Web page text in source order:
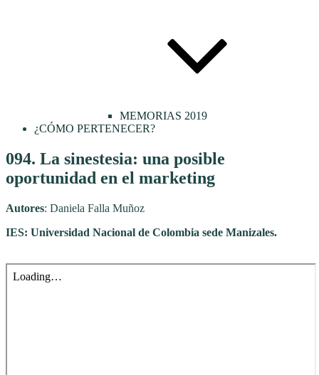
MEMORIAS 2019
¿CÓMO PERTENECER?
Publicado
el
094. La sinestesia: una posible
oportunidad en el marketing
Autores: Daniela Falla Muñoz
IES: Universidad Nacional de Colombia sede Manizales.